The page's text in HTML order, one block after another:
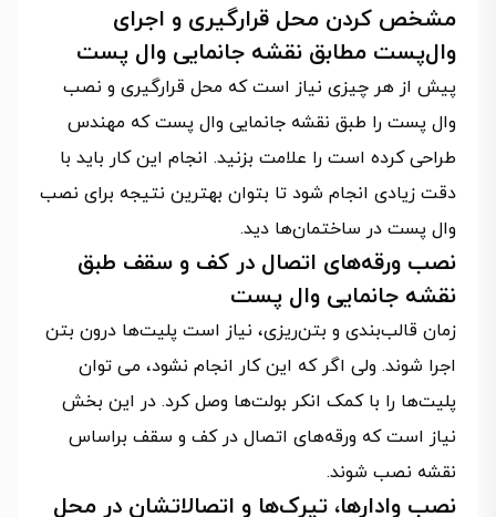
مشخص کردن محل قرارگیری و اجرای
وال‌پست مطابق نقشه جانمایی وال پست
پیش از هر چیزی نیاز است که محل قرارگیری و نصب
وال پست را طبق نقشه جانمایی وال پست که مهندس
طراحی کرده است را علامت بزنید. انجام این کار باید با
دقت زیادی انجام شود تا بتوان بهترین نتیجه برای نصب
وال پست در ساختمان‌ها دید.
نصب ورقه‌های اتصال در کف و سقف طبق
نقشه جانمایی وال پست
زمان قالب‌بندی و بتن‌ریزی، نیاز است پلیت‌ها درون بتن
اجرا شوند. ولی اگر که این کار انجام نشود، می توان
پلیت‌ها را با کمک انکر بولت‌ها وصل کرد. در این بخش
نیاز است که ورقه‌های اتصال در کف و سقف براساس
نقشه نصب شوند.
نصب وادارها، تیرک‌ها و اتصالاتشان در محل